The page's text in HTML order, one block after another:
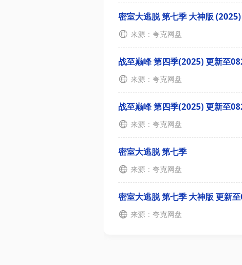
密室大逃脱 第七季 大神版
来源：夸克网盘
战至巅峰 第四季(2025) 更新至
来源：夸克网盘
战至巅峰 第四季(2025) 更新至
来源：夸克网盘
密室大逃脱 第七季
来源：夸克网盘
密室大逃脱 第七季 大神版 更新
来源：夸克网盘